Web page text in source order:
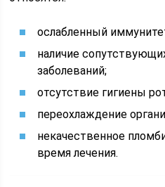
ослабленный
наличие
заболеваний;
отсутствие гигиены
переохлаждение
некачественное
время лечения.